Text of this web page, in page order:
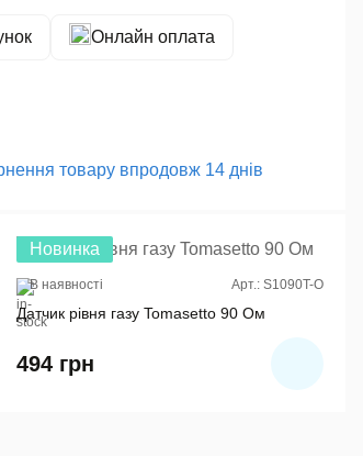
Онлайн оплата
товару впродовж 14 днів
Новинка
В наявності Арт.: S1090T-O
Датчик рівня газу Tomasetto 90 Ом
494 грн